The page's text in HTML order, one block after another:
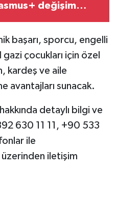
değişim
başarı, sporcu, engelli
çocukları için özel
kardeş ve aile
avantajları sunacak.
detaylı bilgi ve
630 11 11, +90 533
ile
iletişim